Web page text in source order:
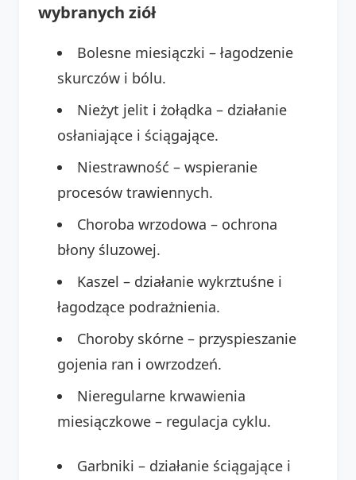
wybranych ziół
Bolesne miesiączki – łagodzenie
skurczów i bólu.
Nieżyt jelit i żołądka – działanie
osłaniające i ściągające.
Niestrawność – wspieranie
procesów trawiennych.
Choroba wrzodowa – ochrona
błony śluzowej.
Kaszel – działanie wykrztuśne i
łagodzące podrażnienia.
Choroby skórne – przyspieszanie
gojenia ran i owrzodzeń.
Nieregularne krwawienia
miesiączkowe – regulacja cyklu.
Garbniki – działanie ściągające i